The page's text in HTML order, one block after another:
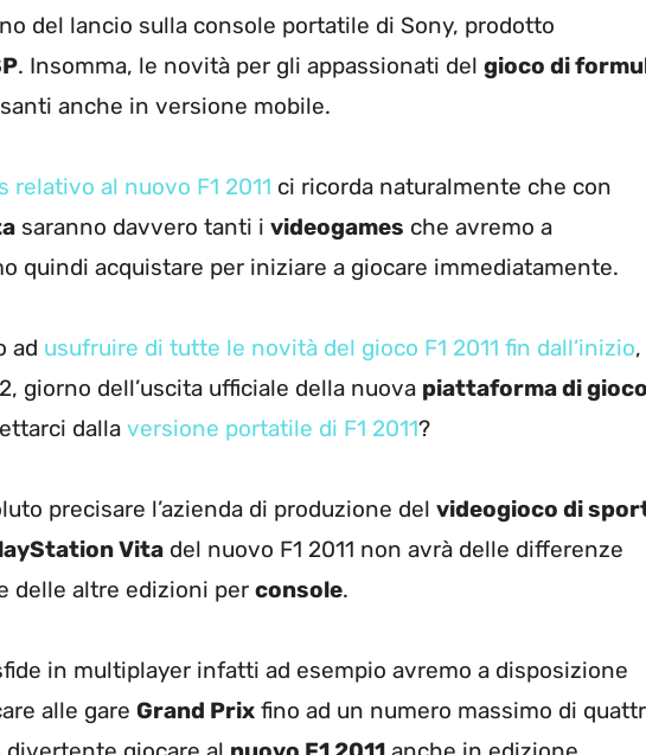
del lancio sulla console portatile di Sony, prodotto
. Insomma, le novità per gli appassionati del gioco di
anche in versione mobile.
al nuovo F1 2011 ci ricorda naturalmente che con
saranno davvero tanti i videogames che avremo a
quindi acquistare per iniziare a giocare immediatamente.
ad usufruire di tutte le novità del gioco F1 2011 fin dall’inizio
giorno dell’uscita ufficiale della nuova piattaforma di
dalla versione portatile di F1 2011?
precisare l’azienda di produzione del videogioco di
Vita del nuovo F1 2011 non avrà delle differenze
delle altre edizioni per console.
in multiplayer infatti ad esempio avremo a disposizione
alle gare Grand Prix fino ad un numero massimo di